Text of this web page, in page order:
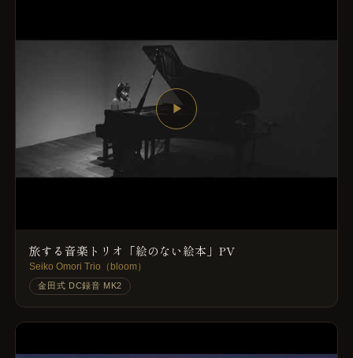
▶
旅する音楽トリオ「絵のない絵本」PV
Seiko Omori Trio（bloom）
金田式 DC録音 MK2